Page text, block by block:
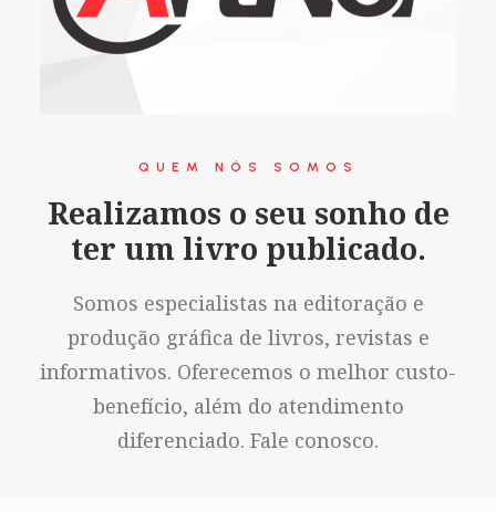
QUEM NÓS SOMOS
Realizamos o seu sonho de
ter um livro publicado.
Somos especialistas na editoração e
produção gráfica de livros, revistas e
informativos. Oferecemos o melhor custo-
benefício, além do atendimento
diferenciado. Fale conosco.